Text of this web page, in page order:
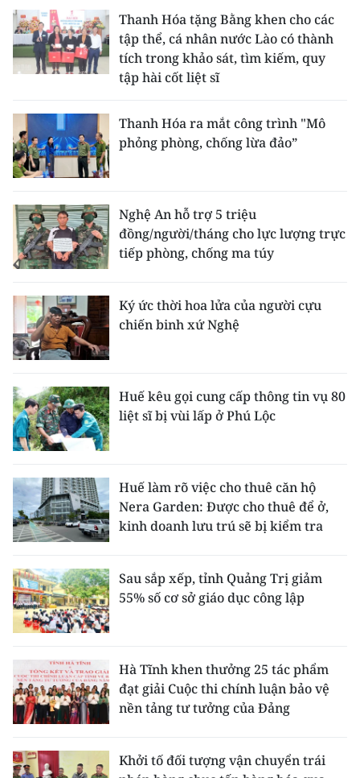
Thanh Hóa tặng Bằng khen cho các
tập thể, cá nhân nước Lào có thành
tích trong khảo sát, tìm kiếm, quy
tập hài cốt liệt sĩ
Thanh Hóa ra mắt công trình "Mô
phỏng phòng, chống lừa đảo”
Nghệ An hỗ trợ 5 triệu
đồng/người/tháng cho lực lượng trực
tiếp phòng, chống ma túy
Ký ức thời hoa lửa của người cựu
chiến binh xứ Nghệ
Huế kêu gọi cung cấp thông tin vụ 80
liệt sĩ bị vùi lấp ở Phú Lộc
Huế làm rõ việc cho thuê căn hộ
Nera Garden: Được cho thuê để ở,
kinh doanh lưu trú sẽ bị kiểm tra
Sau sắp xếp, tỉnh Quảng Trị giảm
55% số cơ sở giáo dục công lập
Hà Tĩnh khen thưởng 25 tác phẩm
đạt giải Cuộc thi chính luận bảo vệ
nền tảng tư tưởng của Đảng
Khởi tố đối tượng vận chuyển trái